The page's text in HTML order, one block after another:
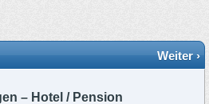
Weiter ›
– Hotel / Pension